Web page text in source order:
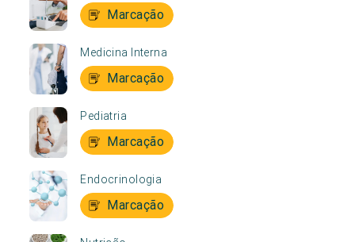
Marcação
Medicina Interna
Marcação
Pediatria
Marcação
Endocrinologia
Marcação